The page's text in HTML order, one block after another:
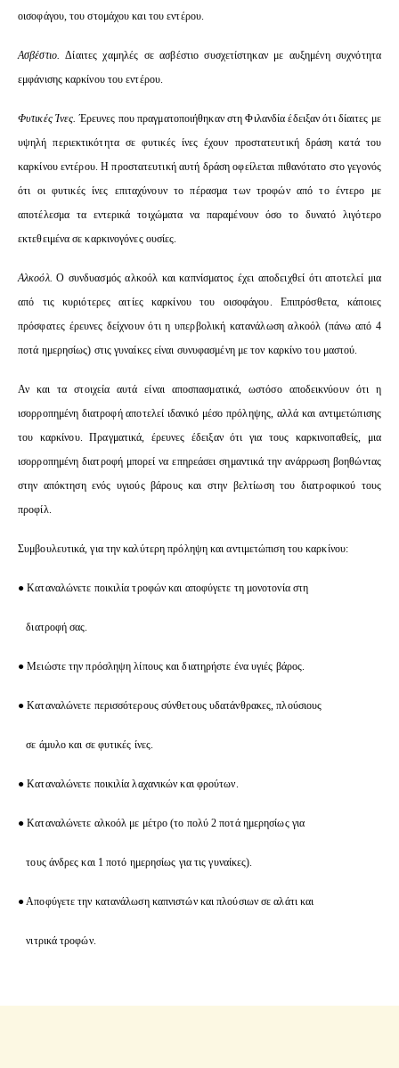
οισοφάγου, του στομάχου και του εντέρου.
Ασβέστιο.Δίαιτες χαμηλές σε ασβέστιο συσχετίστηκαν με αυξημένη συχνότητα
εμφάνισης καρκίνου του εντέρου.
Φυτικές Ίνες. Έρευνες που πραγματοποιήθηκαν στη Φιλανδία έδειξαν ότι δίαιτες με
υψηλή περιεκτικότητα σε φυτικές ίνες έχουν προστατευτική δράση κατά του
καρκίνου εντέρου. Η προστατευτική αυτή δράση οφείλεται πιθανότατο στο γεγονός
ότι οι φυτικές ίνες επιταχύνουν το πέρασμα των τροφών από το έντερο με
αποτέλεσμα τα εντερικά τοιχώματα να παραμένουν όσο το δυνατό λιγότερο
εκτεθειμένα σε καρκινογόνες ουσίες.
Αλκοόλ. Ο συνδυασμός αλκοόλ και καπνίσματος έχει αποδειχθεί ότι αποτελεί μια
από τις κυριότερες αιτίες καρκίνου του οισοφάγου. Επιπρόσθετα, κάποιες
πρόσφατες έρευνες δείχνουν ότι η υπερβολική κατανάλωση αλκοόλ (πάνω από 4
ποτά ημερησίως) στις γυναίκες είναι συνυφασμένη με τον καρκίνο του μαστού.
Αν και τα στοιχεία αυτά είναι αποσπασματικά, ωστόσο αποδεικνύουν ότι η
ισορροπημένη διατροφή αποτελεί ιδανικό μέσο πρόληψης, αλλά και αντιμετώπισης
του καρκίνου. Πραγματικά, έρευνες έδειξαν ότι για τους καρκινοπαθείς, μια
ισορροπημένη διατροφή μπορεί να επηρεάσει σημαντικά την ανάρρωση βοηθώντας
στην απόκτηση ενός υγιούς βάρους και στην βελτίωση του διατροφικού τους
προφίλ.
Συμβουλευτικά, για την καλύτερη πρόληψη και αντιμετώπιση του καρκίνου:
● Καταναλώνετε ποικιλία τροφών και αποφύγετε τη μονοτονία στη
διατροφή σας.
● Μειώστε την πρόσληψη λίπους και διατηρήστε ένα υγιές βάρος.
● Καταναλώνετε περισσότερους σύνθετους υδατάνθρακες, πλούσιους
σε άμυλο και σε φυτικές ίνες.
● Καταναλώνετε ποικιλία λαχανικών και φρούτων.
● Καταναλώνετε αλκοόλ με μέτρο (το πολύ 2 ποτά ημερησίως για
τους άνδρες και 1 ποτό ημερησίως για τις γυναίκες).
●Αποφύγετε την κατανάλωση καπνιστών και πλούσιων σε αλάτι και
νιτρικά τροφών.